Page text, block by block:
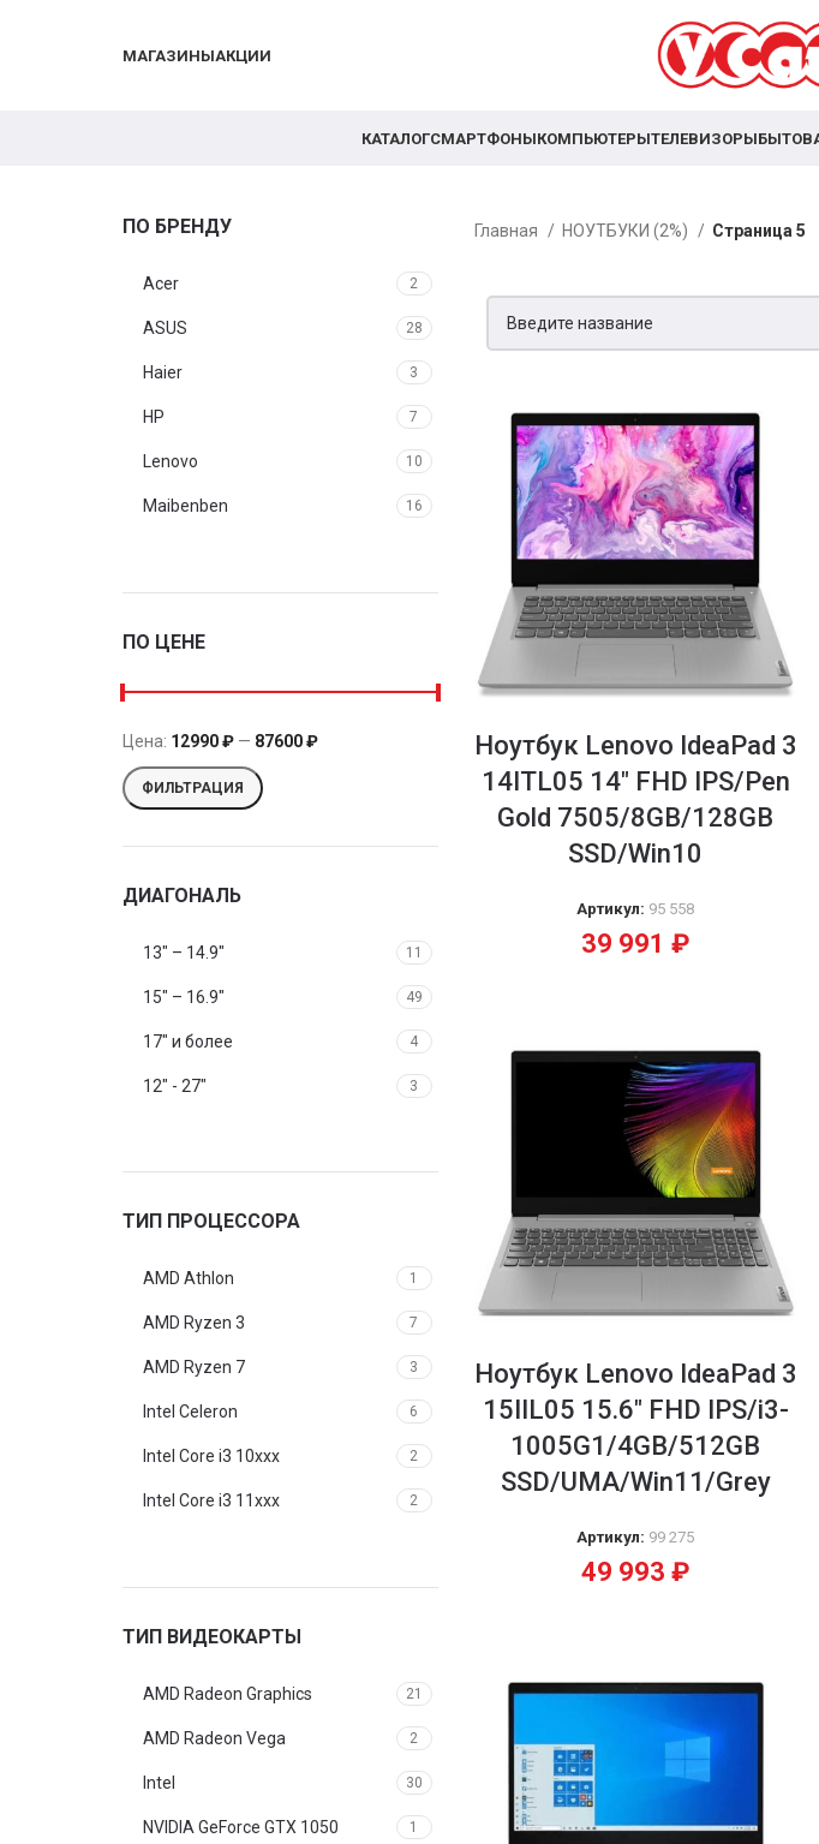
МАГАЗИНЫАКЦИИ
КАТАЛОГСМАРТФОНЫКОМПЬЮТЕРЫТЕЛЕВИЗОРЫ
ПО БРЕНДУ
Acer 2
ASUS 28
Haier 3
HP 7
Lenovo 10
Maibenben 16
Prestigio 1
ПО ЦЕНЕ
ФИЛЬТРАЦИЯ
Цена: 12990 ₽ — 87600 ₽
ДИАГОНАЛЬ
13″ – 14.9″ 11
15″ – 16.9″ 49
17″ и более 4
12" - 27" 3
ТИП ПРОЦЕССОРА
AMD Athlon 1
AMD Ryzen 3 7
AMD Ryzen 7 3
Intel Celeron 6
Intel Core i3 10xxx 2
Intel Core i3 11xxx 2
Intel Core i5 13xxx 1
Intel Core i7
20
ТИП ВИДЕОКАРТЫ
AMD Radeon Graphics 21
AMD Radeon Vega 2
Intel 30
NVIDIA GeForce GTX 1050 1
Главная НОУТБУКИ (2%) Страница 5
Ноутбук Lenovo IdeaPad 3
14ITL05 14″ FHD IPS/Pen
Gold 7505/8GB/128GB
SSD/Win10
Артикул: 95 558
39 991 ₽
Ноутбук Lenovo IdeaPad 3
15IIL05 15.6″ FHD IPS/i3-
1005G1/4GB/512GB
SSD/UMA/Win11/Grey
Артикул: 99 275
49 993 ₽